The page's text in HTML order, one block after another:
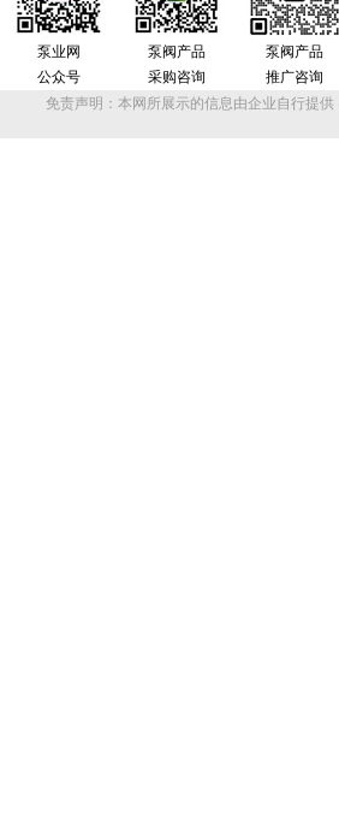
泵业网
公众号
泵阀产品
采购咨询
泵阀产品
推广咨询
免责声明：本网所展示的信息由企业自行提